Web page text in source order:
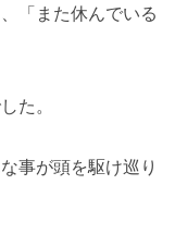
「また休んでいる
た。
事が頭を駆け巡り